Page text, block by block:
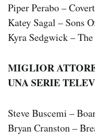
Piper Perabo –
Katey Sagal – Sons
Kyra Sedgwick –
MIGLIOR
UNA SERIE
Steve Buscemi –
Bryan Cranston –